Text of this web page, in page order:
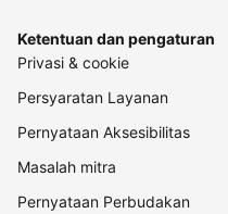
Ketentuan dan pengaturan
Privasi & cookie
Persyaratan Layanan
Pernyataan Aksesibilitas
Masalah mitra
Pernyataan Perbudakan